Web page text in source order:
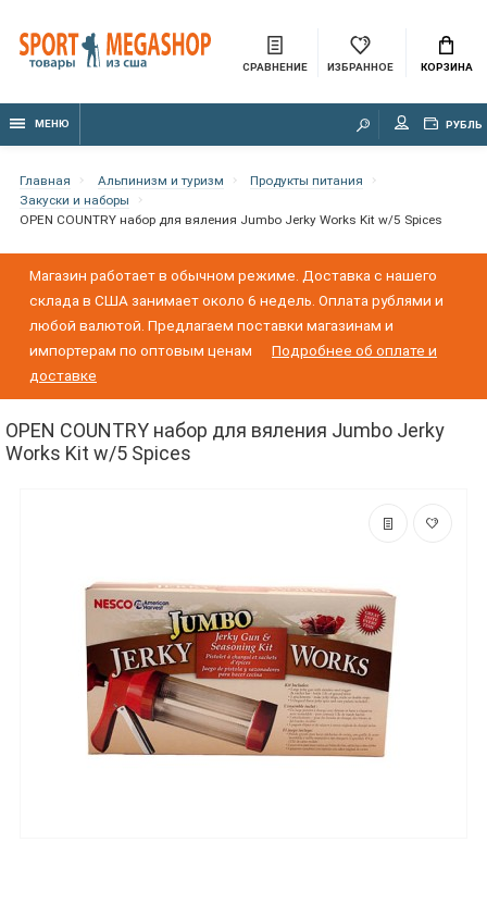
СРАВНЕНИЕ ИЗБРАННОЕ КОРЗИНА
МЕНЮ РУБЛЬ
Главная Альпинизм и туризм
Продукты питания
Закуски и наборы
OPEN COUNTRY набор для вяления Jumbo Jerky Works Kit w/5 Spices
Магазин работает в обычном режиме. Доставка с нашего
склада в США занимает около 6 недель. Оплата рублями и
любой валютой. Предлагаем поставки магазинам и
импортерам по оптовым ценам
Подробнее об оплате и
доставке
OPEN COUNTRY набор для вяления Jumbo Jerky
Works Kit w/5 Spices